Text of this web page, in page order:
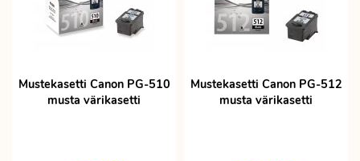
Mustekasetti Canon PG-510
musta värikasetti
Mustekasetti Canon PG-512
musta värikasetti